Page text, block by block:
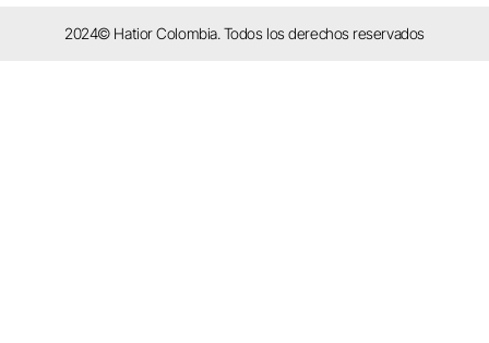
2024© Hatior Colombia. Todos los derechos reservados